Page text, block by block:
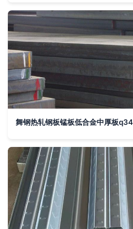
舞钢热轧钢板锰板低合金中厚板